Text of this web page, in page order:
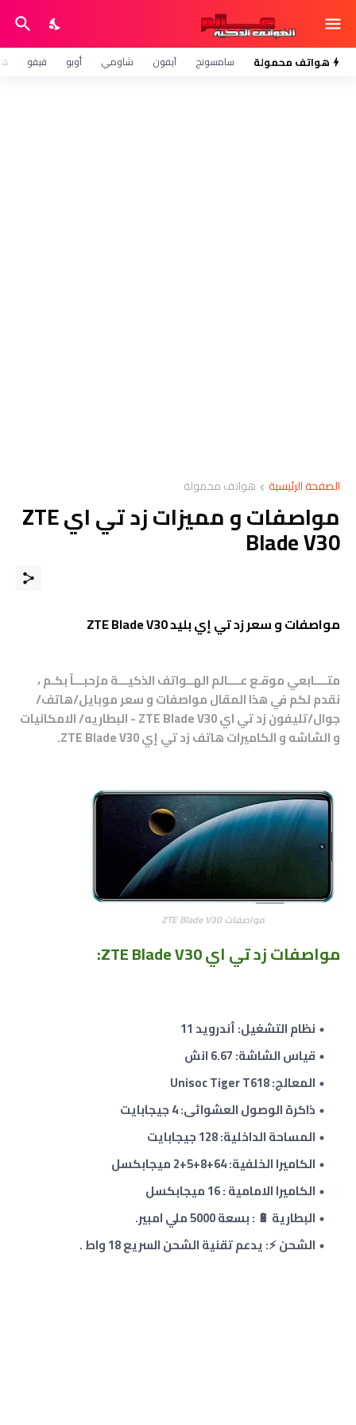
هواتف محمولة سامسونج آيفون شاومي أوبو فيفو
الصفحة الرئيسية هواتف محمولة
مواصفات و مميزات زد تي اي ZTE
Blade V30
مواصفات و سعر زد تي إي بليد ZTE Blade V30
متــــابعي موقـع عــــالم الهــواتف الذكيـــة مرْحبـــاً بكـم ،
نقدم لكم في هذا المقال مواصفات و سعر موبايل/هاتف/
جوال/تليفون زد تي اي ZTE Blade V30 - البطاريه/ الامكانيات
و الشاشه و الكاميرات هاتفزد تي إيZTE Blade V30
.
مواصفات ZTE Blade V30
مواصفات زد تي اي ZTE Blade V30 :
نظام التشغيل: أندرويد 11
قياس الشاشة: 6.67 انش
المعالج: Unisoc Tiger T618
ذاكرة الوصول العشوائى: 4 جيجابايت
المساحة الداخلية: 128 جيجابايت
الكاميرا الخلفية: 64
+
8+5
+
2ميجابكسل
الكاميرا الامامية : 16 ميجابكسل
البطارية 🔋 : بسعة 5000 ملي امبير.
الشحن ⚡: يدعم تقنية الشحن السريع 18 واط .